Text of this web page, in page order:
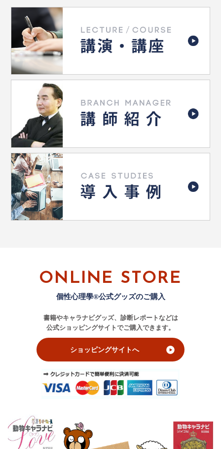
ONLINE STORE
個性心理學®公式グッズのご購入
書籍やキャラナビグッズ、診断レポートなどは
公式ショッピングサイトでご購入できます。
ショッピングサイトへ